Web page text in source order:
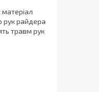
матеріал
рук райдера
травм рук